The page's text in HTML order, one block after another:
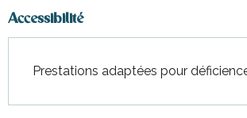
Accessibilité
Prestations adaptées pour